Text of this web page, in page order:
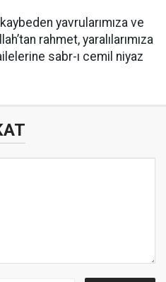
yavrularımıza ve
rahmet, yaralılarımıza
sabr-ı cemil niyaz